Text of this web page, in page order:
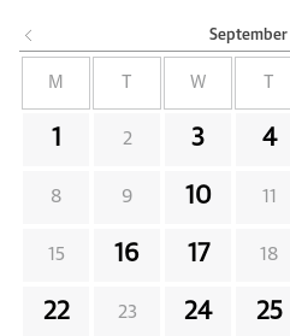
September
M W
1 2 3 4
8 9 10 11
15 16 17 18
22 23 24 25